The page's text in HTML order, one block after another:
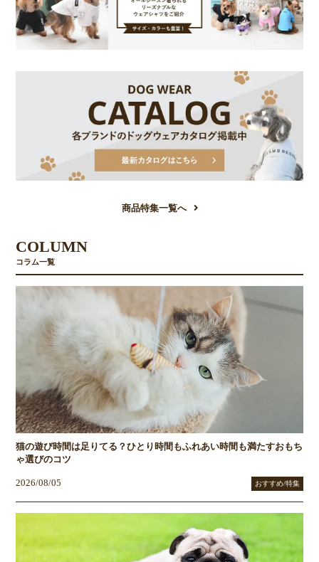
商品特集一覧へ
COLUMN
コラム一覧
猫の遊び時間は足りてる？ひとり時間もふれあい時間も満たすおもち
ゃ選びのコツ
2026/08/05 おすすめ/特集